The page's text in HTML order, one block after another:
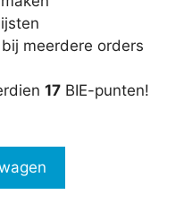
meerdere orders
17 BIE-punten!